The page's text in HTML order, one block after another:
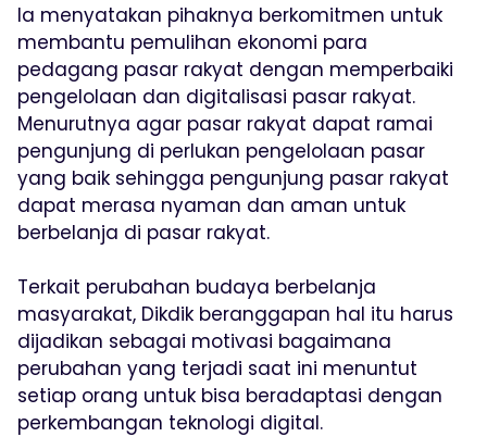
Ia menyatakan pihaknya berkomitmen untuk
membantu pemulihan ekonomi para
pedagang pasar rakyat dengan memperbaiki
pengelolaan dan digitalisasi pasar rakyat.
Menurutnya agar pasar rakyat dapat ramai
pengunjung di perlukan pengelolaan pasar
yang baik sehingga pengunjung pasar rakyat
dapat merasa nyaman dan aman untuk
berbelanja di pasar rakyat.
Terkait perubahan budaya berbelanja
masyarakat, Dikdik beranggapan hal itu harus
dijadikan sebagai motivasi bagaimana
perubahan yang terjadi saat ini menuntut
setiap orang untuk bisa beradaptasi dengan
perkembangan teknologi digital.